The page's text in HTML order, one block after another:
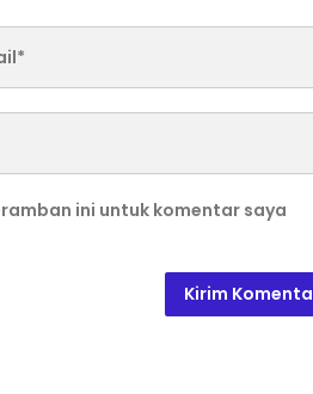
ini untuk komentar saya